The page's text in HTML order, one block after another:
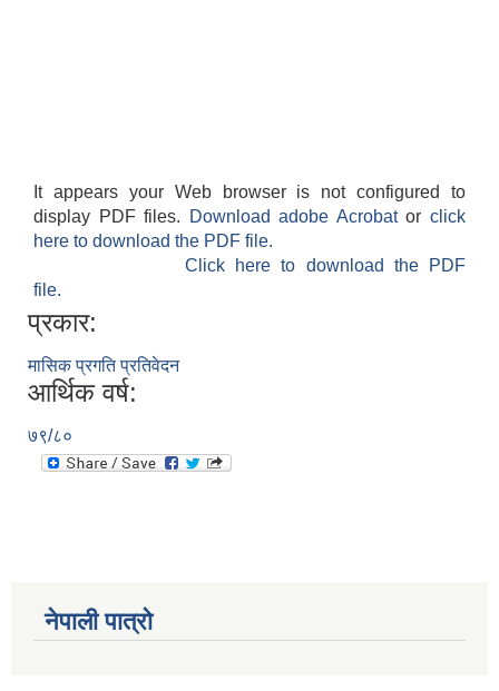
It appears your Web browser is not configured to
display PDF files.
Download adobe Acrobatorclick
here to download the PDF file.
Click here to download the PDF
file.
प्रकार:
मासिक प्रगति प्रतिवेदन
आर्थिक वर्ष:
७९/८०
नेपाली पात्रो